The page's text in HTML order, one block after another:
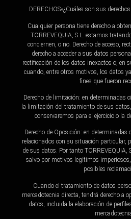
DERECHOS«¿Cuáles son sus
Cualquier persona tiene derecho a
TORREVEQUIA, S.L. estamos
conciernen, o no. Derecho de acceso,
derecho a acceder a sus datos
rectificación de los datos inexactos o, en
cuando, entre otros motivos, los datos
fines que fueron
Derecho de limitación: en determinadas
la limitación del tratamiento de sus
conservaremos para el ejercicio o la
Derecho de Oposición: en
relacionados con su situación particular,
de sus datos. Por tanto TORREVEQUIA,
salvo por motivos legítimos imperiosos,
posibles
Cuando el tratamiento de datos
mercadotecnia directa, tendrá derecho a
datos, incluida la elaboración de